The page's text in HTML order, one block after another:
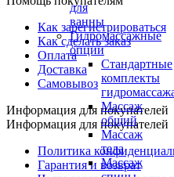
для
ванны
Гидромассажные
опции
Стандартные
комплекты
Массаж
общий
Массаж
тела
Массаж
Как зарегистрироваться
Как сделать заказ
Оплата
Доставка
Самовывоз
Информация для покупателей
Информация для покупателей
Политика
Гарантия и возврат